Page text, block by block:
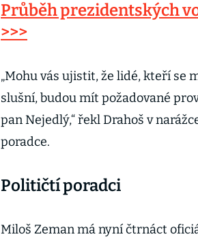
Průběh prezidentských
>>>
„Mohu vás ujistit, že lidé, kteří se
slušní, budou mít požadované
pan Nejedlý,“ řekl Drahoš v
poradce.
Političtí poradci
Miloš Zeman má nyní čtrnáct